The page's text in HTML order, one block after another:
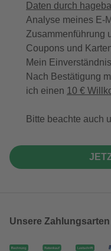
Daten durch
Analyse meines E-
Zusammenführung
Coupons und
Mein
Nach Bestätigung
ich einen 10 €
Bitte beachte auch
Unsere Zahlungsarten